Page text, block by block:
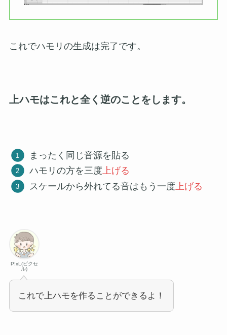
これでハモリの生成は完了です。
上ハモはこれと全く逆のことをします。
まったく同じ音源を貼る
ハモリの方を三度上げる
スケールから外れてる音はもう一度 上げる
P!xL(ピクセ
ル)
これで上ハモを作ることができるよ！